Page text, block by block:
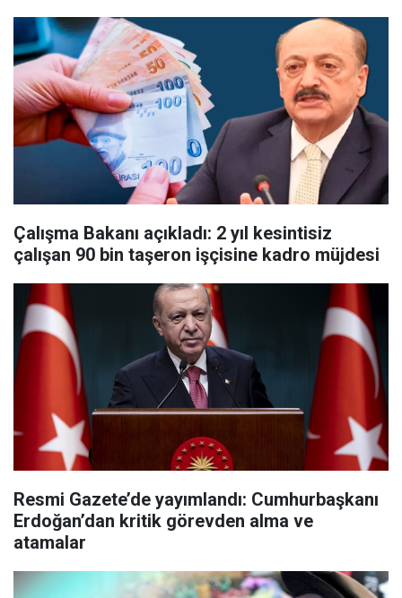
Çalışma Bakanı açıkladı: 2 yıl kesintisiz
çalışan 90 bin taşeron işçisine kadro müjdesi
Resmi Gazete’de yayımlandı: Cumhurbaşkanı
Erdoğan’dan kritik görevden alma ve
atamalar